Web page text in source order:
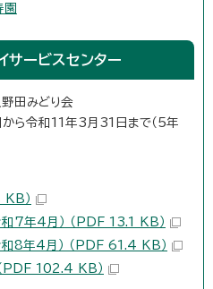
園
サービスセンター
田みどり会
ら令和11年3月31日まで（5年
）
7年4月） （PDF 13.1 KB）
8年4月） （PDF 61.4 KB）
PDF 102.4 KB）